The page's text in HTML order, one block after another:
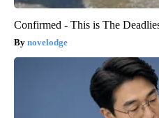
Confirmed - This is The
novelodge